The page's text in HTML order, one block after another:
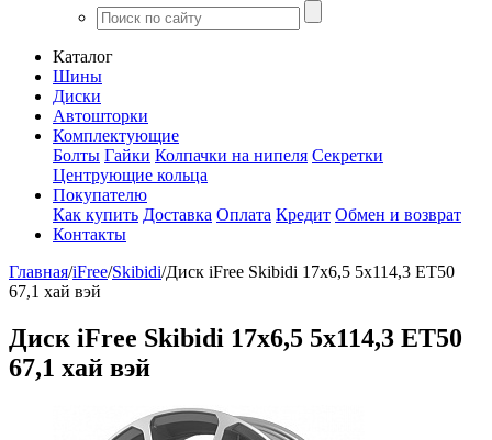
Каталог
Шины
Диски
Автошторки
Комплектующие
Болты Гайки Колпачки на нипеля Секретки
Центрующие кольца
Покупателю
Как купить Доставка Оплата Кредит Обмен и возврат
Контакты
Главная/iFree/Skibidi/Диск iFree Skibidi 17x6,5 5x114,3 ET50
67,1 хай вэй
Диск iFree Skibidi 17x6,5 5x114,3 ET50
67,1 хай вэй